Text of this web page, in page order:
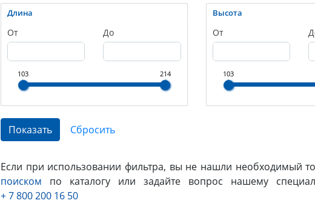
Длина
От До
103 214
Высота
От
103
Если при использовании фильтра, вы не нашли необходимый
поиском по каталогу или задайте вопрос нашему
+ 7 800 200 16 50